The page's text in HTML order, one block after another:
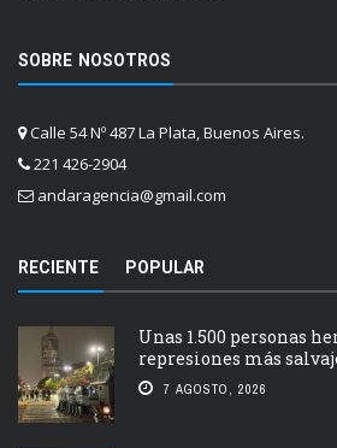
SOBRE NOSOTROS
Calle 54 Nº 487 La Plata, Buenos Aires.
221 426-2904
andaragencia@gmail.com
RECIENTE POPULAR
Unas 1.500 personas
represiones más
7 AGOSTO, 2026